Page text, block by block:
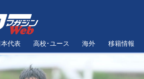
本代表 高校･ユース 海外 移籍情報